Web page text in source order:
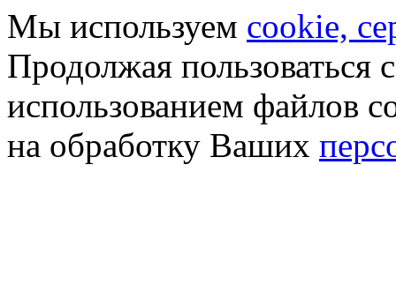
Мы используем cookie,
Продолжая пользоваться
использованием файлов
на обработку Ваших